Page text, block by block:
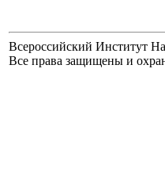
Всероссийский Институт
Все права защищены и